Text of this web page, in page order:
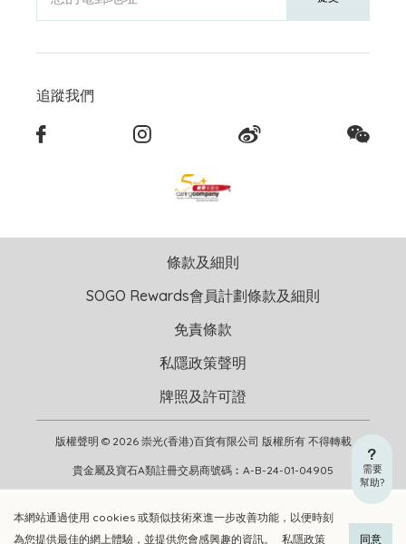
加入購物車 立即選購
本網站通過使用 cookies 或類似技術來進一步改善功能，以便時刻
為您提供最佳的網上體驗，並提供您會感興趣的資訊。
私隱政策 同意
需要
幫助?
追蹤我們
版權聲明 © 2026 崇光(香港)百貨有限公司 版權所有 不得轉載
貴金屬及寶石A類註冊交易商號碼︰A-B-24-01-04905
條款及細則
SOGO Rewards會員計劃條款及細則
免責條款
私隱政策聲明
牌照及許可證